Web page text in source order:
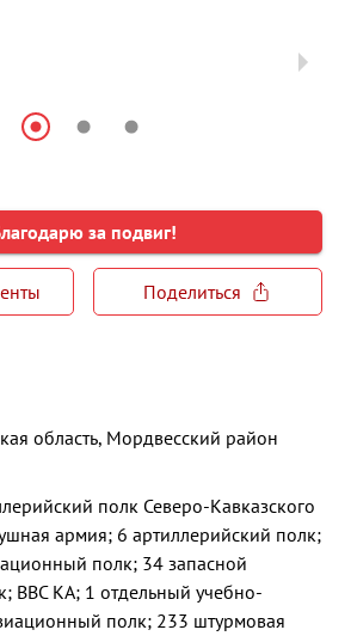
за подвиг!
Поделиться
область, Мордвесский район
полк Северо-Кавказского
армия; 6 артиллерийский полк;
полк; 34 запасной
ВВС КА; 1 отдельный учебно-
полк; 233 штурмовая